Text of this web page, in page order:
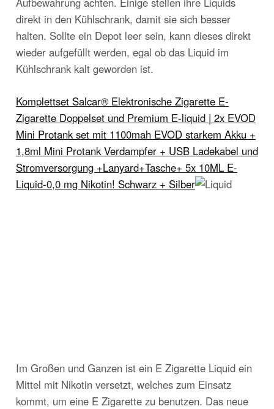
direkt in den Kühlschrank, damit sie sich besser
halten. Sollte ein Depot leer sein, kann dieses direkt
wieder aufgefüllt werden, egal ob das Liquid im
Kühlschrank kalt geworden ist.
Komplettset Salcar® Elektronische Zigarette E-
Zigarette Doppelset und Premium E-liquid | 2x EVOD
Mini Protank set mit 1100mah EVOD starkem Akku +
1,8ml Mini Protank Verdampfer + USB Ladekabel und
Stromversorgung +Lanyard+Tasche+ 5x 10ML E-
Liquid-0,0 mg Nikotin! Schwarz + Silber
Im Großen und Ganzen ist ein E Zigarette Liquid ein
Mittel mit Nikotin versetzt, welches zum Einsatz
kommt, um eine E Zigarette zu benutzen. Das neue